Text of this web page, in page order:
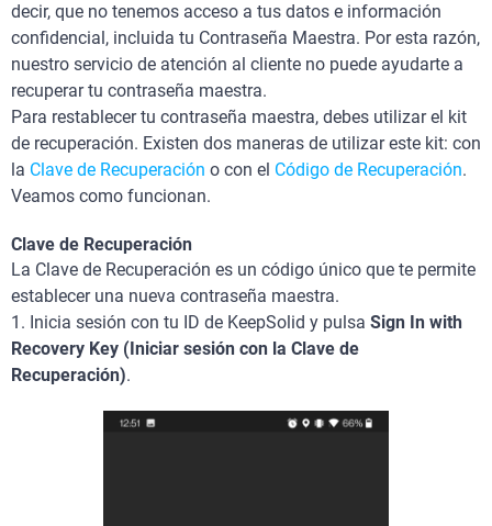
decir, que no tenemos acceso a tus datos e información
confidencial, incluida tu Contraseña Maestra. Por esta razón,
nuestro servicio de atención al cliente no puede ayudarte a
recuperar tu contraseña maestra.
Para restablecer tu contraseña maestra, debes utilizar el kit
de recuperación. Existen dos maneras de utilizar este kit: con
la Clave de Recuperación o con el Código de Recuperación.
Veamos como funcionan.
Clave de Recuperación
La Clave de Recuperación es un código único que te permite
establecer una nueva contraseña maestra.
1. Inicia sesión con tu ID de KeepSolid y pulsa Sign In with
Recovery Key (Iniciar sesión con la Clave de
Recuperación).